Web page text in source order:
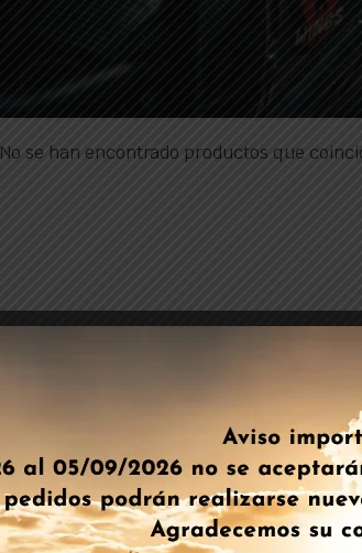
No se han encontrado productos que